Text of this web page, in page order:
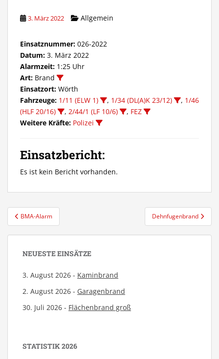
3. März 2022 Allgemein
Einsatznummer: 026-2022
Datum: 3. März 2022
Alarmzeit: 1:25 Uhr
Art: Brand
Einsatzort: Wörth
Fahrzeuge: 1/11 (ELW 1) , 1/34 (DL(A)K 23/12) , 1/46
(HLF 20/16)
, 2/44/1 (LF 10/6) , FEZ
Weitere Kräfte: Polizei
Einsatzbericht:
Es ist kein Bericht vorhanden.
Beitragsnavigation
BMA-Alarm Dehnfugenbrand
NEUESTE EINSÄTZE
3. August 2026 - Kaminbrand
2. August 2026 - Garagenbrand
30. Juli 2026 - Flächenbrand groß
STATISTIK 2026